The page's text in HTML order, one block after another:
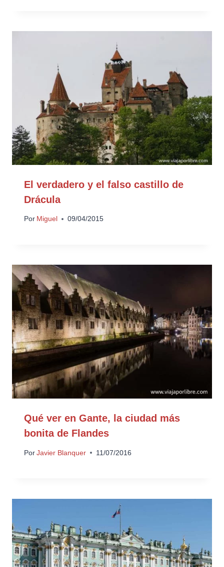
El verdadero y el falso castillo de
Drácula
Por Miguel 09/04/2015
Qué ver en Gante, la ciudad más
bonita de Flandes
Por Javier Blanquer 11/07/2016